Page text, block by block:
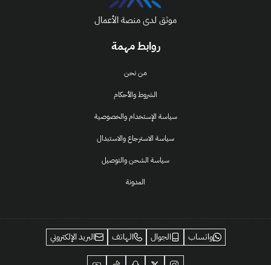
روابط مهمة
من نحن
الشروط والأحكام
سياسة الإستخدام والخصوصية
سياسة الاسترجاع والاستبدال
سياسة الشحن والتوصيل
المدونة
موثق لدى منصة الأعمال
واتساب الجوال الهاتف البريد الإلكتروني